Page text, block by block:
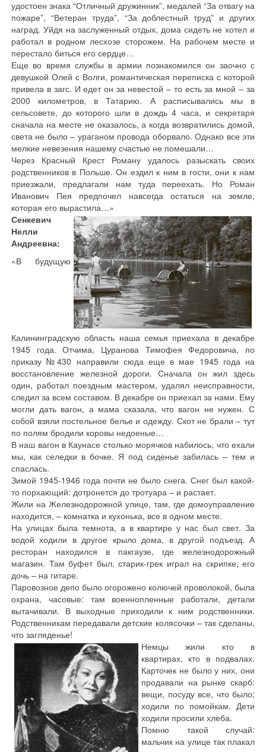
удостоен знака “Отличный дружинник”, медалей “За отвагу на
пожаре”, “Ветеран труда”, “За доблестный труд” и других
наград. Уйдя на заслуженный отдых, дома сидеть не хотел и
работал в родном лесхозе сторожем. На рабочем месте и
перестало биться его сердце…
Еще во время службы в армии познакомился он заочно с
девушкой Олей с Волги, романтическая переписка с которой
привела в загс. И едет он за невестой – то есть за мной – за
2000 километров, в Татарию. А расписывались мы в
сельсовете, до которого шли в дождь 4 часа, и секретаря
сначала на месте не оказалось, а когда возвратились домой,
света не было – ураганом провода оборвало. Однако все эти
мелкие невезения нашему счастью не помешали…
Через Красный Крест Роману удалось разыскать своих
родственников в Польше. Он ездил к ним в гости, они к нам
приезжали, предлагали нам туда переехать. Но Роман
Иванович Пея предпочел навсегда остаться на земле,
которая его вырастила…»
Сенкевич
Нелли
Андреевна:
«В будущую
Калининградскую область наша семья приехала в декабре
1945 года. Отчима, Цуранова Тимофея Федоровича, по
приказу №430 направили сюда еще в мае 1945 года на
восстановление железной дороги. Сначала он жил здесь
один, работал поездным мастером, удалял неисправности,
следил за всем составом. В декабре он приехал за нами. Ему
могли дать вагон, а мама сказала, что вагон не нужен. С
собой взяли постельное белье и одежду. Скот не брали – тут
по полям бродили коровы недоеные…
В наш вагон в Каунасе столько морячков набилось, что ехали
мы, как селедки в бочке. Я под сиденье забилась – тем и
спаслась.
Зимой 1945-1946 года почти не было снега. Снег был какой-
то порхающий: дотронется до тротуара – и растает.
Жили на Железнодорожной улице, там, где домоуправление
находится, – комнатка и кухонька, все в одном месте.
На улицах была темнота, а в квартире у нас был свет. За
водой ходили в другое крыло дома, в другой подъезд. А
ресторан находился в пакгаузе, где железнодорожный
магазин. Там буфет был, старик-грек играл на скрипке, его
дочь – на гитаре.
Паровозное депо было огорожено колючей проволокой, была
охрана, часовые: там военнопленные работали, детали
вытачивали. В выходные приходили к ним родственники.
Родственникам передавали детские колясочки – так сделаны,
что загляденье!
Немцы жили кто в
квартирах, кто в подвалах.
Карточек не было у них, они
продавали на рынке скарб:
вещи, посуду все, что было;
ходили по помойкам. Дети
ходили просили хлеба.
Помню такой случай:
мальчик на улице так плакал